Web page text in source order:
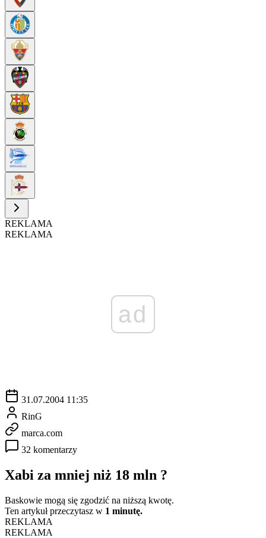
REKLAMA
REKLAMA
ad
31.07.2004 11:35
RinG
marca.com
32 komentarzy
Xabi za mniej niż 18 mln ?
Baskowie mogą się zgodzić na niższą kwotę.
Ten artykuł przeczytasz w 1 minutę.
REKLAMA
REKLAMA